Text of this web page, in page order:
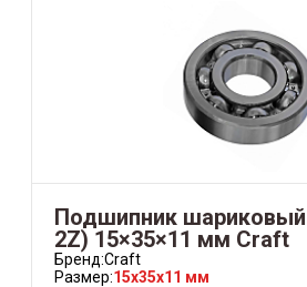
Подшипник шариковый
2Z) 15×35×11 мм Craft
Бренд:Craft
Размер:15x35x11 мм